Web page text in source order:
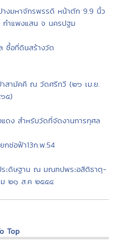
างมหาจักรพรรดิ หน้าตัก 9.9 นิ้ว
กำแพงแสน จ นครปฐม
ซื้อที่ดินสร้างวัด
สามัคคี ณ วัดศรีทวี (๒๖ เม.ย.
๕)
ดง สำหรับวัดที่จัดงานการกุศล
ช่อฟ้า13ก.พ.54
ระดิษฐาน ณ มณฑปพระอสีติธาตุ-
ม ๒๑ ส.ค ๒๕๕๔
Top